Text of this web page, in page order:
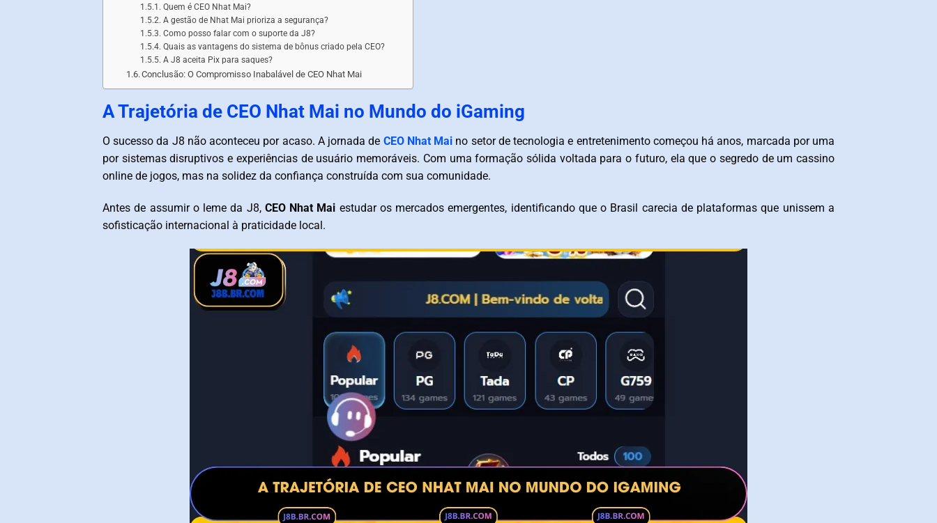
Quem é CEO Nhat Mai?
A gestão de Nhat Mai prioriza a segurança?
Como posso falar com o suporte da J8?
Quais as vantagens do sistema de bônus criado pela CEO?
A J8 aceita Pix para saques?
Conclusão: O Compromisso Inabalável de CEO Nhat Mai
A Trajetória de CEO Nhat Mai no Mundo do iGaming
O sucesso da J8 não aconteceu por acaso. A jornada de CEO Nhat Mai no setor de tecnologia e entretenimento começou há anos, marcada por uma
por sistemas disruptivos e experiências de usuário memoráveis. Com uma formação sólida voltada para o futuro, ela que o segredo de um cassino
online de jogos, mas na solidez da confiança construída com sua comunidade.
Antes de assumir o leme da J8, CEO Nhat Mai estudar os mercados emergentes, identificando que o Brasil carecia de plataformas que unissem a
sofisticação internacional à praticidade local.